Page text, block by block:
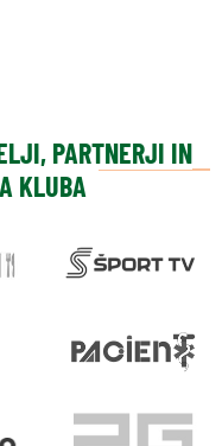
PARTNERJI IN
KLUBA